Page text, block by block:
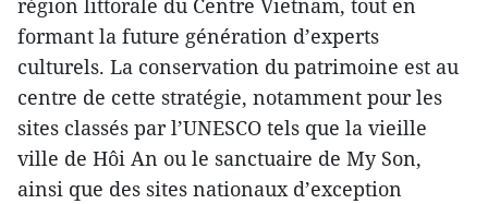
région littorale du Centre Vietnam, tout en
formant la future génération d’experts
culturels. La conservation du patrimoine est au
centre de cette stratégie, notamment pour les
sites classés par l’UNESCO tels que la vieille
ville de Hôi An ou le sanctuaire de My Son,
ainsi que des sites nationaux d’exception